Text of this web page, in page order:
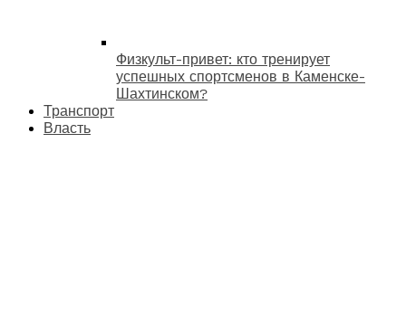
Физкульт-привет: кто тренирует
успешных спортсменов в Каменске-
Шахтинском?
Транспорт
Власть